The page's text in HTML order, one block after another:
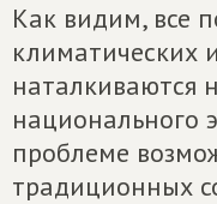
Как видим, все
климатических
наталкиваются
национального
проблеме
традиционных